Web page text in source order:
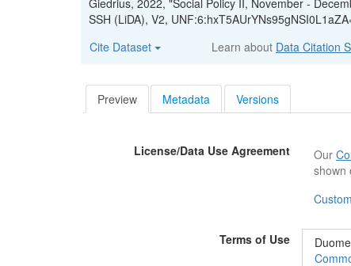
Giedrius, 2022, "Social Policy II, November -
SSH (LiDA), V2,
Cite Dataset
Learn about Data Citation
Preview Metadata Versions
License/Data Use Agreement Our
shown
Terms of Use